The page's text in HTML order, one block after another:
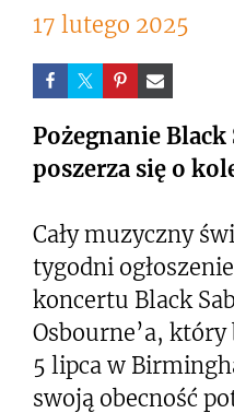
17 lutego 2025
Pożegnanie Black
poszerza się o
Cały muzyczny
tygodni
koncertu Black
Osbourne’a, który
5 lipca w
swoją obecność